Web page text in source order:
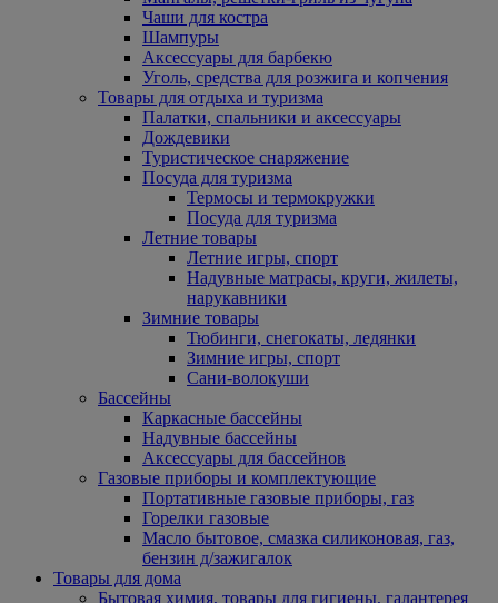
Чаши для костра
Шампуры
Аксессуары для барбекю
Уголь, средства для розжига и копчения
Товары для отдыха и туризма
Палатки, спальники и аксессуары
Дождевики
Туристическое снаряжение
Посуда для туризма
Термосы и термокружки
Посуда для туризма
Летние товары
Летние игры, спорт
Надувные матрасы, круги, жилеты,
нарукавники
Зимние товары
Тюбинги, снегокаты, ледянки
Зимние игры, спорт
Сани-волокуши
Бассейны
Каркасные бассейны
Надувные бассейны
Аксессуары для бассейнов
Газовые приборы и комплектующие
Портативные газовые приборы, газ
Горелки газовые
Масло бытовое, смазка силиконовая, газ,
бензин д/зажигалок
Товары для дома
Бытовая химия, товары для гигиены, галантерея